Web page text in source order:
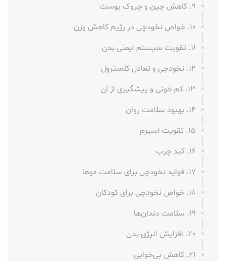
9. کاهش چین و چروک پوست
10. خواص نخودچی در رژیم کاهش وزن
11. تقویت سیستم ایمنی بدن
12. نخودچی و تعادل کلسترول
13. کم خونی و پیشگیری از آن
14. بهبود سلامت روان
15. تقویت اسپرم
16. کبد چرب
17. فواید نخودچی برای سلامت موها
18. خواص نخودچی برای کودکان
19. سلامت دندان‌ها
20. افزایش انرژی بدن
21. کاهش بی‌خوابی